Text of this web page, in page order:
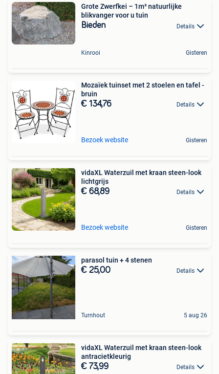
Grote Zwerfkei – 1m³ natuurlijke
blikvanger voor u tuin
Bieden Details
Kinrooi Gisteren
Mozaïek tuinset met 2 stoelen en tafel -
bruin
€ 134,76 Details
Bezoek website Gisteren
vidaXL Waterzuil met kraan steen-look
lichtgrijs
€ 68,89 Details
Bezoek website Gisteren
parasol tuin + 4 stenen
€ 25,00 Details
Turnhout 5 aug 26
vidaXL Waterzuil met kraan steen-look
antracietkleurig
€ 73,99 Details